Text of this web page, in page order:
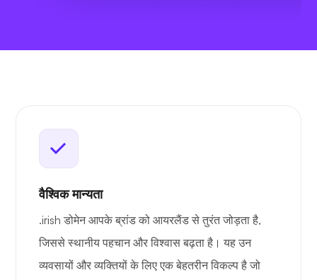
वैश्विक मान्यता
.irish डोमेन आपके ब्रांड को आयरलैंड से तुरंत जोड़ता है,
जिससे स्थानीय पहचान और विश्वास बढ़ता है। यह उन
व्यवसायों और व्यक्तियों के लिए एक बेहतरीन विकल्प है जो